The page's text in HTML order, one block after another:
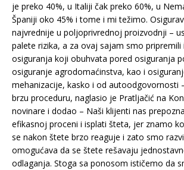
je preko 40%, u Italiji čak preko 60%, u
Španiji oko 45% i tome i mi težimo.
najvrednije u poljoprivrednoj proizvodnji –
palete rizika, a za ovaj sajam smo pripremili
osiguranja koji obuhvata pored osiguranja
osiguranje agrodomaćinstva, kao i
mehanizacije, kasko i od autoodgovornosti
brzu proceduru, naglasio je Pratljačić na
novinare i dodao – Naši klijenti nas
efikasnoj proceni i isplati šteta, jer znamo
se nakon štete brzo reaguje i zato smo
omogućava da se štete rešavaju
odlaganja. Stoga sa ponosom ističemo da